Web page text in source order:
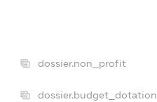
dossier.non_profit
dossier.budget_dotation